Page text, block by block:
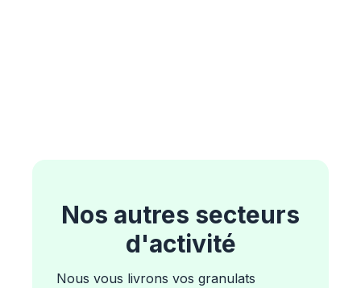
Nos autres secteurs
d'activité
Nous vous livrons vos granulats